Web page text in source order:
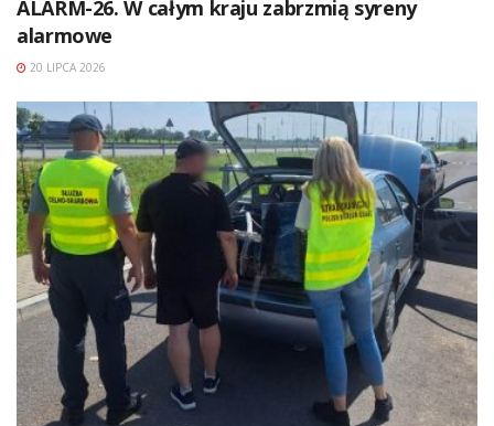
ALARM-26. W całym kraju zabrzmią syreny
alarmowe
20 LIPCA 2026